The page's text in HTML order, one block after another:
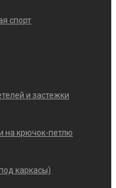
спорт
и застежки
на крючок-петлю
каркасы)